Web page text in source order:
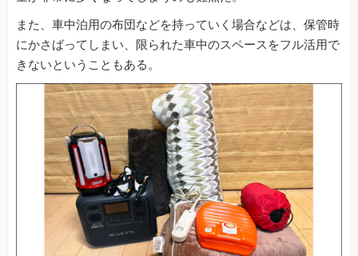
また、車中泊用の布団などを持っていく場合などは、保管時
にかさばってしまい、限られた車中のスペースをフル活用で
きないということもある。